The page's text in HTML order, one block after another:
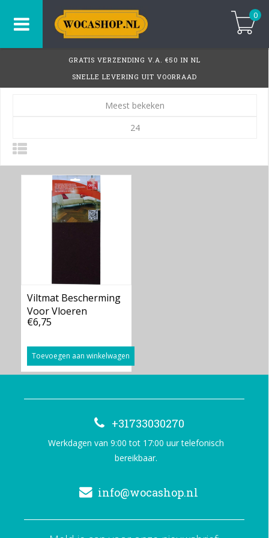
0
GRATIS VERZENDING V.A. €50 IN NL
SNELLE LEVERING UIT VOORRAAD
Meest bekeken
24
Viltmat Bescherming
Voor Vloeren
15,5x30cm
€6,75
Toevoegen aan winkelwagen
+31733030270
Werkdagen van 9:00 tot 17:00 uur telefonisch
bereikbaar.
info@wocashop.nl